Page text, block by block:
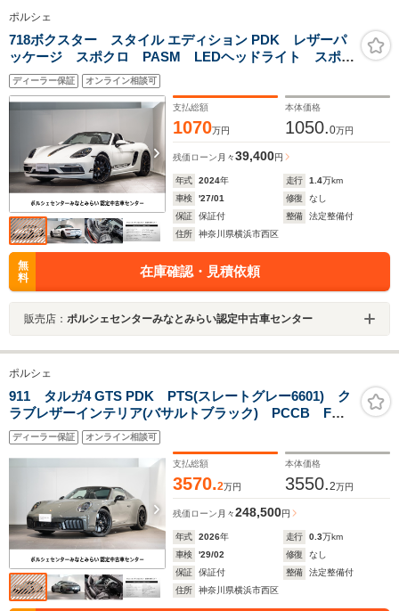
ポルシェ
718ボクスター スタイル エディション PDK レザーパ
ッケージ スポクロ PASM LEDヘッドライト スポー
ツデザインPKG スポーツシートプラス スポーツテー
ルパイプ(シルバー) ロールオーバーバー(エクステリア
同色塗装)
ディーラー保証 オンライン相談可
支払総額
1070万円
本体価格
1050.0万円
残価ローン 月々39,400円
年式 2024年 走行 1.4万km
車検
'27/01 修復
なし
保証
保証付 整備
法定整備付
住所
神奈川県横浜市西区
無
料
在庫確認・見積依頼
販売店： ポルシェセンターみなとみらい認定中古車センター
ポルシェ
911 タルガ4 GTS PDK PTS(スレートグレー6601) ク
ラブレザーインテリア(バサルトブラック) PCCB Fリ
フト HDマトリックスLED ベンチレーション 18way
シート BOSE マットカーボンインテリアパッケージ
プライバシーガラス
ディーラー保証 オンライン相談可
支払総額
3570.2万円
本体価格
3550.2万円
残価ローン 月々248,500円
年式 2026年 走行 0.3万km
車検
'29/02 修復
なし
保証
保証付 整備
法定整備付
住所
神奈川県横浜市西区